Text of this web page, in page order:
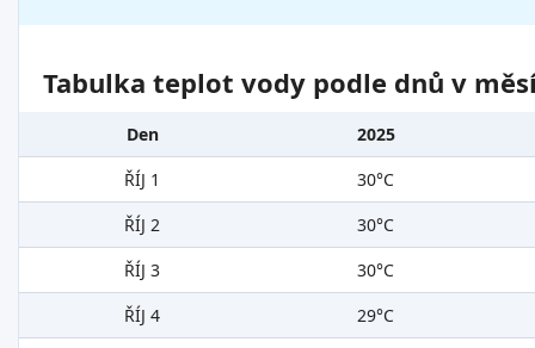
Tabulka teplot vody podle dnů v
Den
2025
ŘÍJ 1
30°C
ŘÍJ 2
30°C
ŘÍJ 3
30°C
ŘÍJ 4
29°C